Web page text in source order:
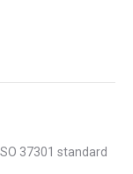
37301 standard